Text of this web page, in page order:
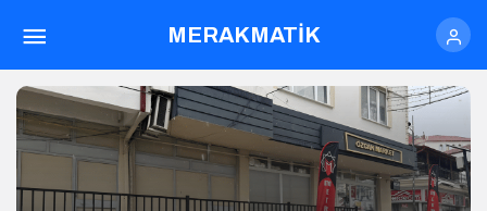
MERAKMATİK